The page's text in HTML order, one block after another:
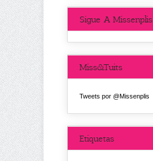
Sigue A Missenplis
Miss&Tuits
Tweets por @Missenplis
Etiquetas